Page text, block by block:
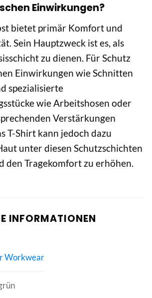
Einwirkungen?
bietet primär Komfort und
Sein Hauptzweck ist es, als
zu dienen. Für Schutz
Einwirkungen wie Schnitten
spezialisierte
wie Arbeitshosen oder
Verstärkungen
T-Shirt kann jedoch dazu
unter diesen Schutzschichten
den Tragekomfort zu erhöhen.
INFORMATIONEN
Workwear